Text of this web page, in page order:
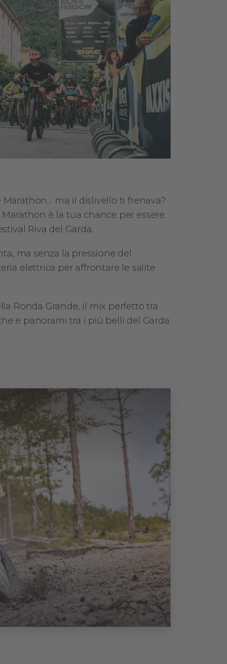
ma il dislivello ti frenava?
è la tua chance per essere
Riva del Garda.
ma senza la pressione del
elettrica per affrontare le salite
Ronda Grande, il mix perfetto tra
e panorami tra i più belli del Garda